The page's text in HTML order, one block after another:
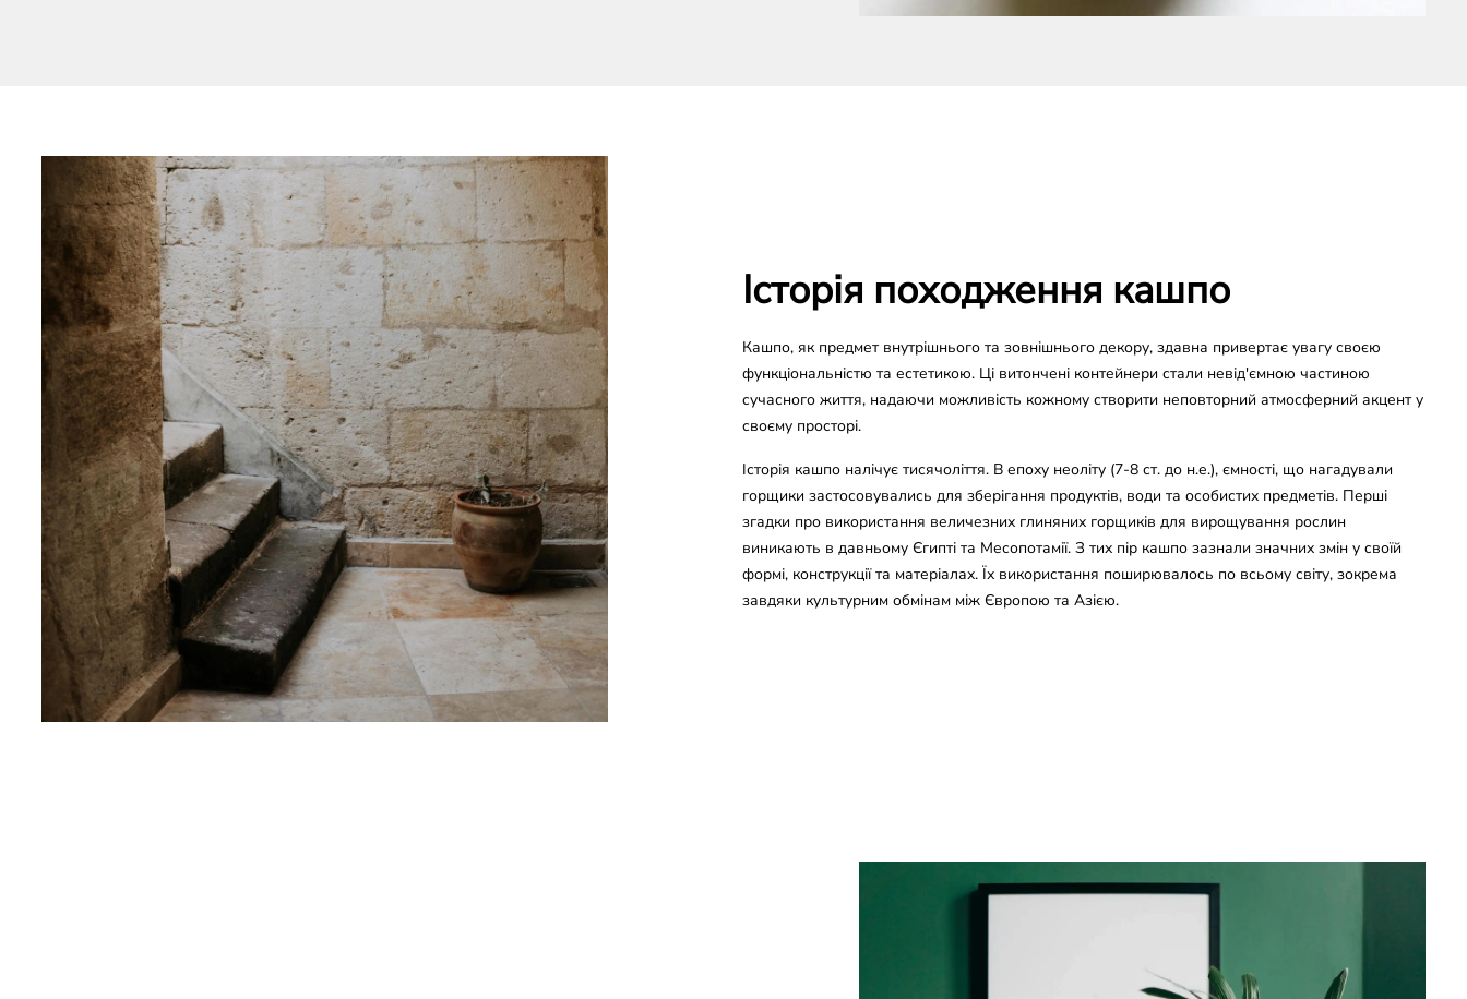
Історія походження кашпо
Кашпо, як предмет внутрішнього та зовнішнього декору, здавна привертає увагу своєю
функціональністю та естетикою. Ці витончені контейнери стали невід'ємною частиною
сучасного життя, надаючи можливість кожному створити неповторний атмосферний акцент у
своєму просторі.
Історія кашпо налічує тисячоліття. В епоху неоліту (7-8 ст. до н.е.), ємності, що нагадували
горщики застосовувались для зберігання продуктів, води та особистих предметів. Перші
згадки про використання величезних глиняних горщиків для вирощування рослин
виникають в давньому Єгипті та Месопотамії. З тих пір кашпо зазнали значних змін у своїй
формі, конструкції та матеріалах. Їх використання поширювалось по всьому світу, зокрема
завдяки культурним обмінам між Європою та Азією.